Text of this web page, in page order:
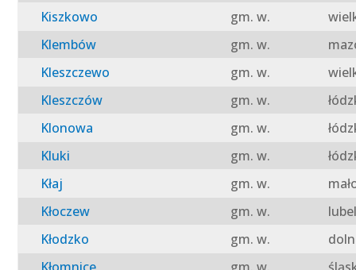
Kiszkowo
gm. w.
Klembów
gm. w.
Kleszczewo
gm. w.
Kleszczów
gm. w.
Klonowa
gm. w.
Kluki
gm. w.
Kłaj
gm. w.
Kłoczew
gm. w.
Kłodzko
gm. w.